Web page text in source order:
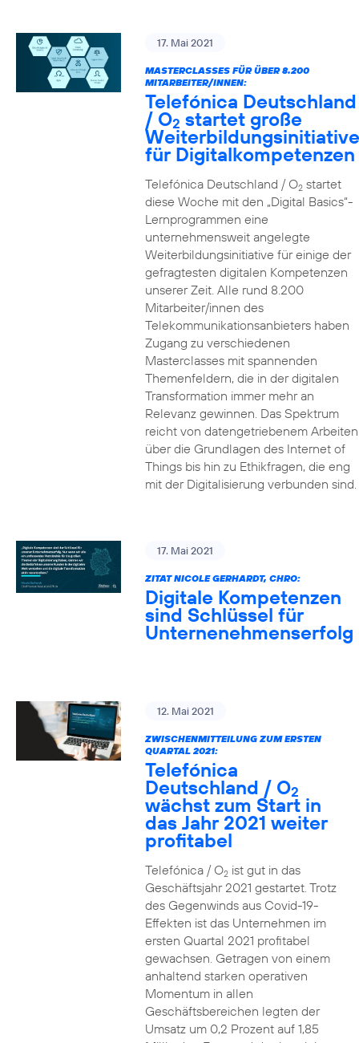
17. Mai 2021
MASTERCLASSES FÜR ÜBER 8.200
MITARBEITER/INNEN:
Telefónica Deutschland
/ O2 startet große
Weiterbildungsinitiative
für Digitalkompetenzen
Telefónica Deutschland / O2startet
diese Woche mit den „Digital Basics“-
Lernprogrammen eine
unternehmensweit angelegte
Weiterbildungsinitiative für einige der
gefragtesten digitalen Kompetenzen
unserer Zeit. Alle rund 8.200
Mitarbeiter/innen des
Telekommunikationsanbieters haben
Zugang zu verschiedenen
Masterclasses mit spannenden
Themenfeldern, die in der digitalen
Transformation immer mehr an
Relevanz gewinnen. Das Spektrum
reicht von datengetriebenem Arbeiten
über die Grundlagen des Internet of
Things bis hin zu Ethikfragen, die eng
mit der Digitalisierung verbunden sind.
17. Mai 2021
ZITAT NICOLE GERHARDT, CHRO:
Digitale Kompetenzen
sind Schlüssel für
Unternenehmenserfolg
12. Mai 2021
ZWISCHENMITTEILUNG ZUM ERSTEN
QUARTAL 2021:
Telefónica
Deutschland / O2
wächst zum Start in
das Jahr 2021 weiter
profitabel
Telefónica / O2ist gut in das
Geschäftsjahr 2021 gestartet. Trotz
des Gegenwinds aus Covid-19-
Effekten ist das Unternehmen im
ersten Quartal 2021 profitabel
gewachsen. Getragen von einem
anhaltend starken operativen
Momentum in allen
Geschäftsbereichen legten der
Umsatz um 0,2 Prozent auf 1,85